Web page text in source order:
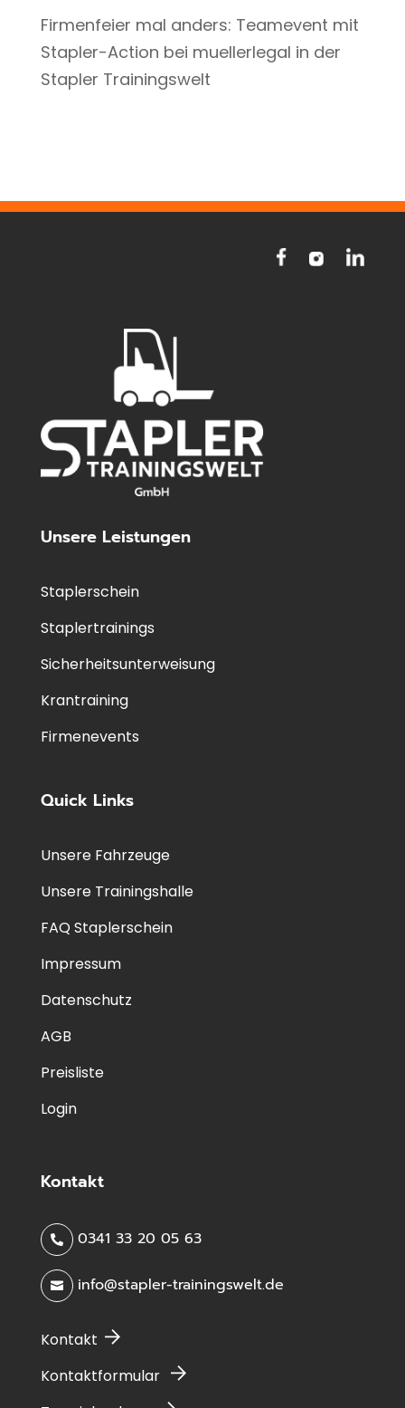
Firmenfeier mal anders: Teamevent mit
Stapler-Action bei muellerlegal in der
Stapler Trainingswelt
Unsere Leistungen
Staplerschein
Staplertrainings
Sicherheitsunterweisung
Krantraining
Firmenevents
Quick Links
Unsere Fahrzeuge
Unsere Trainingshalle
FAQ Staplerschein
Impressum
Datenschutz
AGB
Preisliste
Login
Kontakt
 0341 33 20 05 63
 info@stapler-trainingswelt.de
Kontakt
Kontaktformular